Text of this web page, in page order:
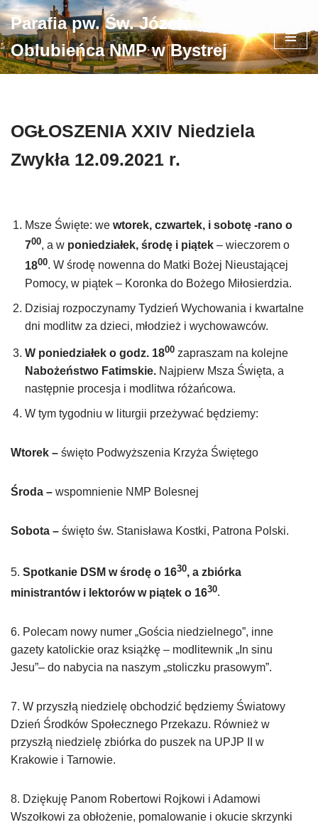
Przejdź
do
treści
Parafia pw. Św. Józefa
Oblubieńca NMP w Bystrej
OGŁOSZENIA XXIV Niedziela
Zwykła 12.09.2021 r.
Msze Święte: we wtorek, czwartek, i sobotę -rano o
700, a w poniedziałek, środę i piątek – wieczorem o
1800. W środę nowenna do Matki Bożej Nieustającej
Pomocy, w piątek – Koronka do Bożego Miłosierdzia.
Dzisiaj rozpoczynamy Tydzień Wychowania i kwartalne
dni modlitw za dzieci, młodzież i wychowawców.
W poniedziałek o godz. 1800 zapraszam na kolejne
Nabożeństwo Fatimskie. Najpierw Msza Święta, a
następnie procesja i modlitwa różańcowa.
W tym tygodniu w liturgii przeżywać będziemy:
Wtorek – święto Podwyższenia Krzyża Świętego
Środa – wspomnienie NMP Bolesnej
Sobota – święto św. Stanisława Kostki, Patrona Polski.
5. Spotkanie DSM w środę o 1630, a zbiórka
ministrantów i lektorów w piątek o 1630.
6. Polecam nowy numer „Gościa niedzielnego”, inne
gazety katolickie oraz książkę – modlitewnik „In sinu
Jesu”– do nabycia na naszym „stoliczku prasowym”.
7. W przyszłą niedzielę obchodzić będziemy Światowy
Dzień Środków Społecznego Przekazu. Również w
przyszłą niedzielę zbiórka do puszek na UPJP II w
Krakowie i Tarnowie.
8. Dziękuję Panom Robertowi Rojkowi i Adamowi
Wszołkowi za obłożenie, pomalowanie i okucie skrzynki